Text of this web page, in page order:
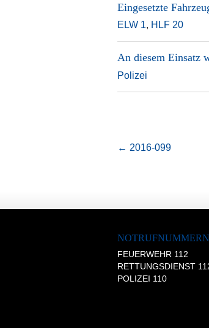
Eingesetzte
ELW 1, HLF 20
An diesem Einsatz
Polizei
← 2016-099
NOTRUFNUMMERN
FEUERWEHR 112
RETTUNGSDIENST
POLIZEI 110